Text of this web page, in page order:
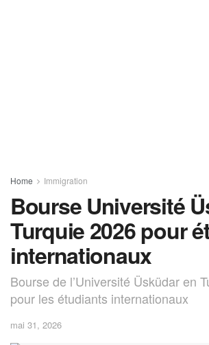
Home Immigration
Bourse Université
Turquie 2026 pour
internationaux
Bourse de l’Université Üsküdar en
pour les étudiants internationaux
mai 31, 2026